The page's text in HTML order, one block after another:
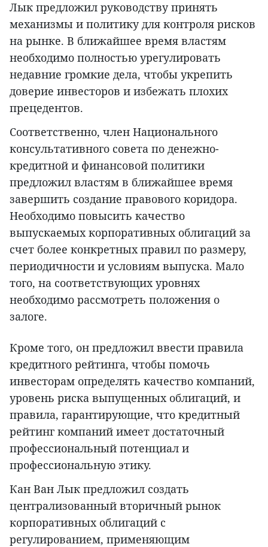
Лык предложил руководству принять
механизмы и политику для контроля рисков
на рынке. В ближайшее время властям
необходимо полностью урегулировать
недавние громкие дела, чтобы укрепить
доверие инвесторов и избежать плохих
прецедентов.
Соответственно, член Национального
консультативного совета по денежно-
кредитной и финансовой политики
предложил властям в ближайшее время
завершить создание правового коридора.
Необходимо повысить качество
выпускаемых корпоративных облигаций за
счет более конкретных правил по размеру,
периодичности и условиям выпуска. Мало
того, на соответствующих уровнях
необходимо рассмотреть положения о
залоге.
Кроме того, он предложил ввести правила
кредитного рейтинга, чтобы помочь
инвесторам определять качество компаний,
уровень риска выпущенных облигаций, и
правила, гарантирующие, что кредитный
рейтинг компаний имеет достаточный
профессиональный потенциал и
профессиональную этику.
Кан Ван Лык предложил создать
централизованный вторичный рынок
корпоративных облигаций с
регулированием, применяющим